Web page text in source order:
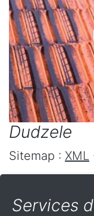
Dudzele
Sitemap : XML
Services